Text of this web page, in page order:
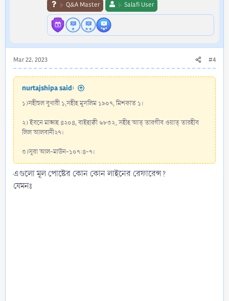
Q&A Master
Salafi User
Mar 22, 2023 #4
nurtajshipa said:
১)সহীহুল বুখারী ১,সহীহ মুসলিম ১৯০৭, মিশকাত ১।
২) ইবনে মাজাহ ৪২০৪, বাইহাক্বী ৬৮৩২, সহীহ আত্‌ তারগীব ওয়াত্ তারহীব
লিল আলবানী২৭।
৩)সূরা আল-মাউন-১০৭:৪-৭।
এগুলো মূল পোষ্টের কোন কোন লাইনের রেফারেন্স?
যেমনঃ